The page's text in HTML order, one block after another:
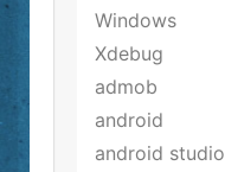
Windows
Xdebug
admob
android
android studio